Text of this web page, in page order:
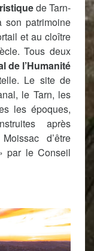
de Tarn-
son patrimoine
et au cloître
Tous deux
de l’Humanité
Le site de
le Tarn, les
les époques,
après
d’être
le Conseil